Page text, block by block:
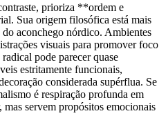
prioriza **ordem e
Sua origem filosófica está mais
aconchego nórdico. Ambientes
visuais para promover foco
pode parecer quase
estritamente funcionais,
considerada supérflua. Se
é respiração profunda em
servem propósitos emocionais